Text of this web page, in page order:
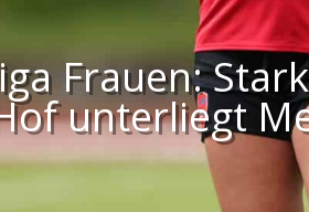
Frauen:
unterliegt